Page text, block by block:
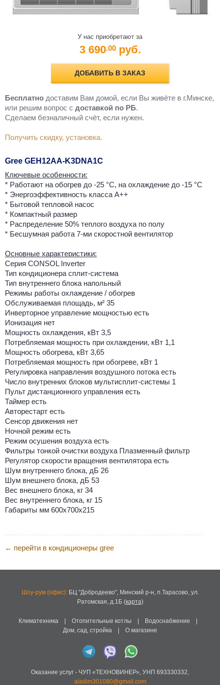
У нас приобретают за
3 690.00 руб.
ДОБАВИТЬ В ЗАКАЗ
Бесплатно доставим Вам домой, если Вы живёте в г.Минске,
или решим вопрос с доставкой по РБ.
Cделаем безналичный счёт, если нужен.
Получить скидку, установка.
Gree GEH12AA-K3DNA1C
Ключевые особенности:
* Работают на обогрев до -25 °С, на охлаждение до -15 °С
* Энергоэффективность класса А++
* Бытовой тепловой насос
* Компактный размер
* Распределение 50% теплого воздуха по полу
* Бесшумная работа 7-ми скоростной вентилятор
Основные характеристики:
Серия CONSOL Inverter
Тип кондиционера сплит-система
Тип внутреннего блока напольный
Режимы работы охлаждение / обогрев
Обслуживаемая площадь, м² 35
Инверторное управление мощностью есть
Ионизация нет
Мощность охлаждения, кВт 3,5
Потребляемая мощность при охлаждении, кВт 1,1
Мощность обогрева, кВт 3,65
Потребляемая мощность при обогреве, кВт 1
Регулировка направления воздушного потока есть
Число внутренних блоков мультисплит-системы 1
Пульт дистанционного управления есть
Таймер есть
Авторестарт есть
Сенсор движения нет
Ночной режим есть
Режим осушения воздуха есть
Фильтры тонкой очистки воздуха Плазменный фильтр
Регулятор скорости вращения вентилятора есть
Шум внутреннего блока, дБ 26
Шум внешнего блока, дБ 53
Вес внешнего блока, кг 34
Вес внутреннего блока, кг 15
Габариты мм 600х700х215
← перейти в кондиционеры gree
Шоу-рум (офис):БЦ "Добродеево", Минский р-н, п.Тарасово, ул.
Ратомская, д.1Б(карта)
Климатехника| Отопительные котлы Водоснабжение
Дом, сад, стройка
О магазине
Оказание услуг - ЧУП «ТЕХНОВИНЕР», УНП 693330332,
aladim301080@gmail.com